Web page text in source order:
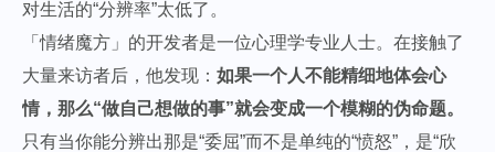
对生活的“分辨率”太低了。
「情绪魔方」的开发者是一位心理学专业人士。在接触了
大量来访者后，他发现： 如果一个人不能精细地体会心
情，那么“做自己想做的事”就会变成一个模糊的伪命题。
只有当你能分辨出那是“委屈”而不是单纯的“愤怒”，是“欣